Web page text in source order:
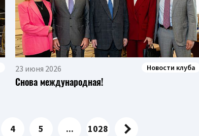
23 июня 2026 Новости клуба
Снова международная!
4 5 ... 1028